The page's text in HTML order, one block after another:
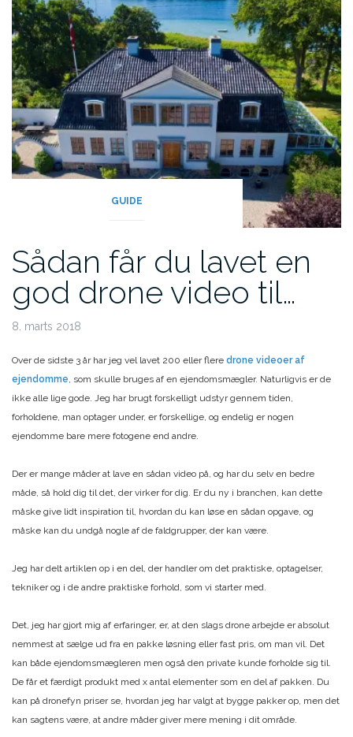
GUIDE
Sådan får du lavet en
god drone video til…
8. marts 2018
Over de sidste 3 år har jeg vel lavet 200 eller flere drone videoer af
ejendomme, som skulle bruges af en ejendomsmægler. Naturligvis er de
ikke alle lige gode. Jeg har brugt forskelligt udstyr gennem tiden,
forholdene, man optager under, er forskellige, og endelig er nogen
ejendomme bare mere fotogene end andre.
Der er mange måder at lave en sådan video på, og har du selv en bedre
måde, så hold dig til det, der virker for dig. Er du ny i branchen, kan dette
måske give lidt inspiration til, hvordan du kan løse en sådan opgave, og
måske kan du undgå nogle af de faldgrupper, der kan være.
Jeg har delt artiklen op i en del, der handler om det praktiske, optagelser,
tekniker og i de andre praktiske forhold, som vi starter med.
Det, jeg har gjort mig af erfaringer, er, at den slags drone arbejde er absolut
nemmest at sælge ud fra en pakke løsning eller fast pris, om man vil. Det
kan både ejendomsmægleren men også den private kunde forholde sig til.
De får et færdigt produkt med x antal elementer som en del af pakken. Du
kan på dronefyn priser se, hvordan jeg har valgt at bygge pakker op, men det
kan sagtens være, at andre måder giver mere mening i dit område.